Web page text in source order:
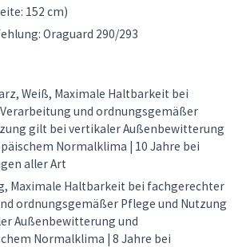
152 cm)
Oraguard 290/293
Weiß, Maximale Haltbarkeit bei
und ordnungsgemäßer
gilt bei vertikaler Außenbewitterung
Normalklima | 10 Jahre bei
aller Art
Maximale Haltbarkeit bei fachgerechter
ordnungsgemäßer Pflege und Nutzung
Außenbewitterung und
Normalklima | 8 Jahre bei